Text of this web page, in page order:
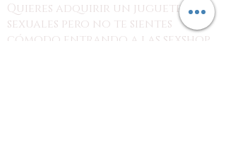
Quieres adquirir un juguetes
sexuales pero no te sientes
cómodo entrando a las sexshop